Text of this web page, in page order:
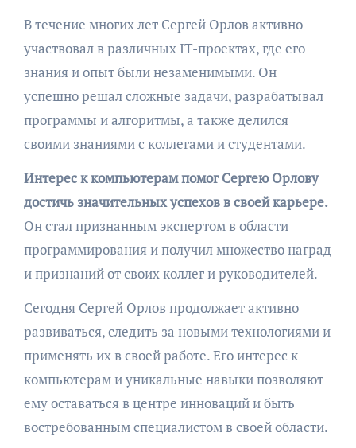
В течение многих лет Сергей Орлов активно
участвовал в различных IT-проектах, где его
знания и опыт были незаменимыми. Он
успешно решал сложные задачи, разрабатывал
программы и алгоритмы, а также делился
своими знаниями с коллегами и студентами.
Интерес к компьютерам помог Сергею Орлову
достичь значительных успехов в своей карьере.
Он стал признанным экспертом в области
программирования и получил множество наград
и признаний от своих коллег и руководителей.
Сегодня Сергей Орлов продолжает активно
развиваться, следить за новыми технологиями и
применять их в своей работе. Его интерес к
компьютерам и уникальные навыки позволяют
ему оставаться в центре инноваций и быть
востребованным специалистом в своей области.